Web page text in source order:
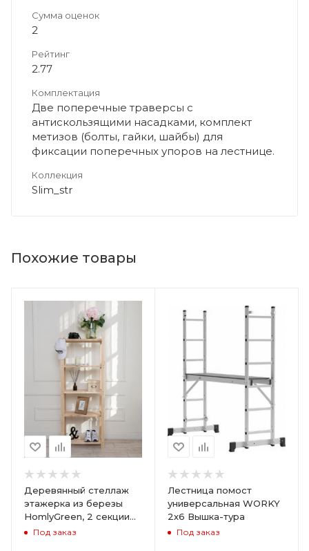
Сумма оценок
2
Рейтинг
2.77
Комплектация
Две поперечные траверсы с
антискользящими насадками, комплект
метизов (болты, гайки, шайбы) для
фиксации поперечных упоров на лестнице.
Коллекция
Slim_str
Похожие товары
Деревянный стеллаж
этажерка из березы
HomlyGreen, 2 секции
на 5 полок. Размер
Под заказ
Лестница помост
универсальная WORKY
2х6 Вышка-тура
Под заказ